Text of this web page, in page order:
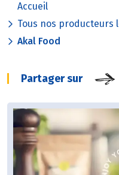
Accueil
Tous nos producteurs
Akal Food
Partager sur